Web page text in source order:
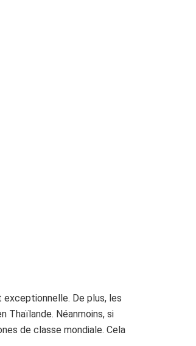
De plus, les
Thaïlande. Néanmoins, si
de classe mondiale. Cela